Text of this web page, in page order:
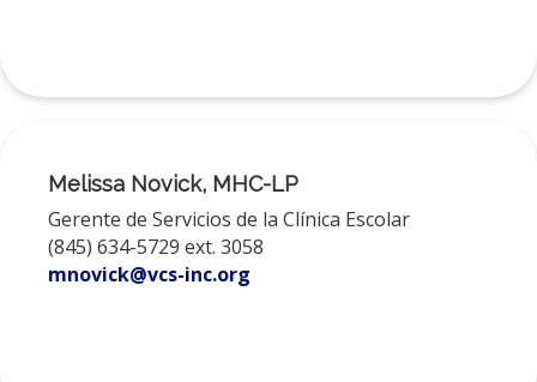
Melissa Novick, MHC-LP
Gerente de Servicios de la Clínica Escolar
(845) 634-5729 ext. 3058
mnovick@vcs-inc.org